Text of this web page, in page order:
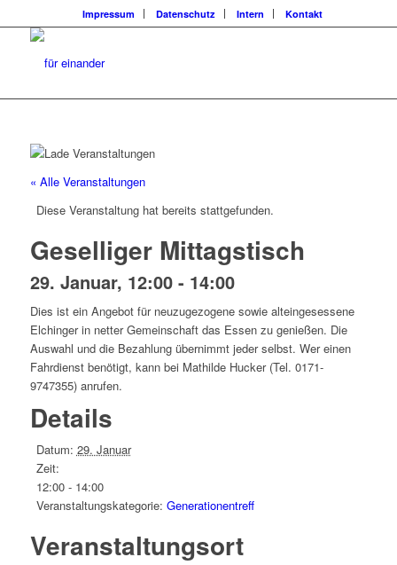
Impressum Datenschutz Intern Kontakt
« Alle Veranstaltungen
Diese Veranstaltung hat bereits stattgefunden.
Geselliger Mittagstisch
29. Januar, 12:00- 14:00
Dies ist ein Angebot für neuzugezogene sowie alteingesessene
Elchinger in netter Gemeinschaft das Essen zu genießen. Die
Auswahl und die Bezahlung übernimmt jeder selbst. Wer einen
Fahrdienst benötigt, kann bei Mathilde Hucker (Tel. 0171-
9747355) anrufen.
Details
Datum: 29. Januar
Zeit:
12:00 - 14:00
Veranstaltungskategorie: Generationentreff
Veranstaltungsort